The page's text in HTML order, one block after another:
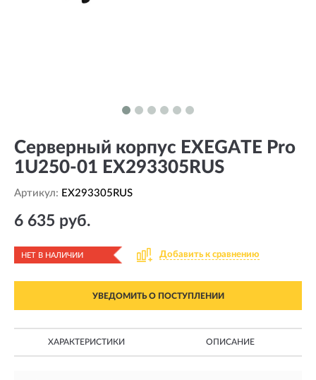
Серверный корпус EXEGATE Pro
1U250-01 EX293305RUS
Артикул: EX293305RUS
6 635 руб.
НЕТ В НАЛИЧИИ Добавить к сравнению
УВЕДОМИТЬ О ПОСТУПЛЕНИИ
ХАРАКТЕРИСТИКИ ОПИСАНИЕ